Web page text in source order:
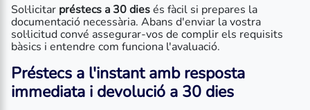
Sol·licitar préstecs a 30 diesés fàcil si prepares la
documentació necessària. Abans d'enviar la vostra
sol·licitud convé assegurar-vos de complir els requisits
bàsics i entendre com funciona l'avaluació.
Préstecs a l'instantamb resposta
immediata i devolució a 30 dies